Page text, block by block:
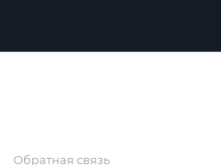
Обратная связь